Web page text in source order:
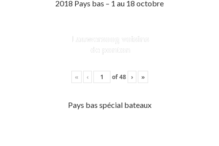
2018 Pays bas – 1 au 18 octobre
Lauwersoog voisins
de ponton
« ‹ of48 › »
Pays bas spécial bateaux